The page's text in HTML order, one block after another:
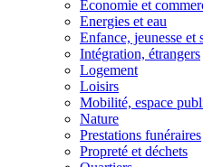
Economie et
Energies et eau
Enfance, jeunesse et
Intégration, étrangers
Logement
Loisirs
Mobilité, espace
Nature
Prestations funéraires
Propreté et déchets